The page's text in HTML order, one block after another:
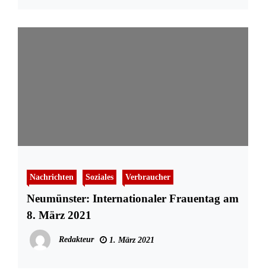
Nachrichten Soziales Verbraucher
Neumünster: Internationaler Frauentag am
8. März 2021
Redakteur 1. März 2021